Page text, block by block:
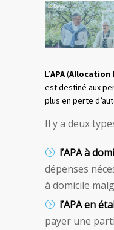
L’APA(Allocation
est destiné aux
plus en perte
Il y a deux
l’APA à
dépenses
à domicile
l’APA en
payer une